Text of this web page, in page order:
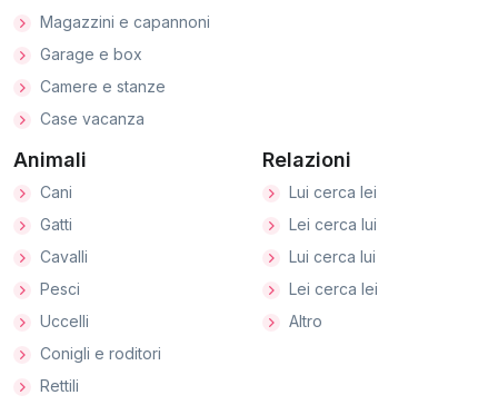
Magazzini e capannoni
Garage e box
Camere e stanze
Case vacanza
Animali
Cani
Gatti
Cavalli
Pesci
Uccelli
Conigli e roditori
Rettili
Relazioni
Lui cerca lei
Lei cerca lui
Lui cerca lui
Lei cerca lei
Altro